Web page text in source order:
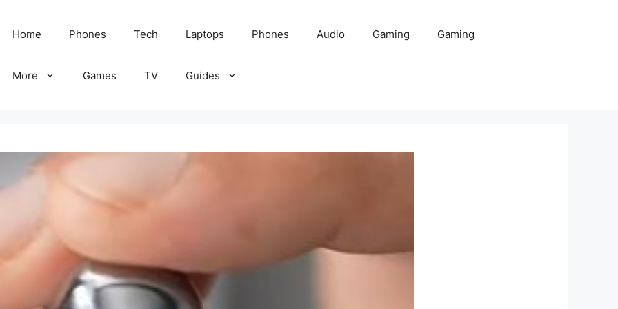
Home Phones Tech Laptops Phones Audio Gaming Gaming
More Games TV Guides